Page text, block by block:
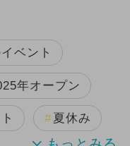
ベント
年オープン
夏休み